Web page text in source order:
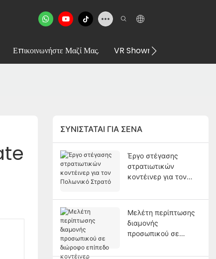
Επικοινωνήστε Μαζί Μας. VR Showroom
ΣΥΝΙΣΤΆΤΑΙ ΓΙΑ ΣΈΝΑ
Έργο στέγασης
στρατιωτικών
κοντέινερ για τον
Μελέτη περίπτωσης
διαμονής
προσωπικού σε
κοντέινερ